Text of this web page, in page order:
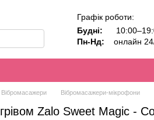
Графік роботи:
Будні:
Пн-Нд:
онлайн
Вібромасажери Вібромасажери-мікрофони
Zalo Sweet Magic -